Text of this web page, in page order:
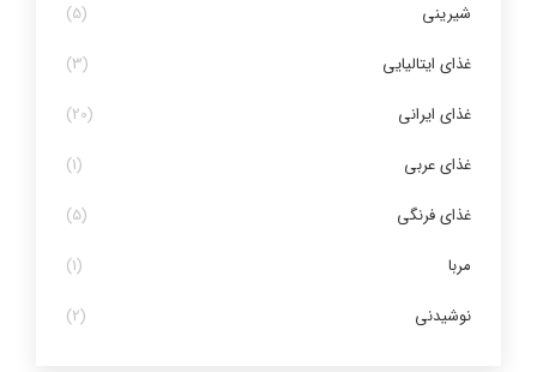
شیرینی
(5)
غذای ایتالیایی
(3)
غذای ایرانی
(20)
غذای عربی
(1)
غذای فرنگی
(5)
مربا
(1)
نوشیدنی
(2)